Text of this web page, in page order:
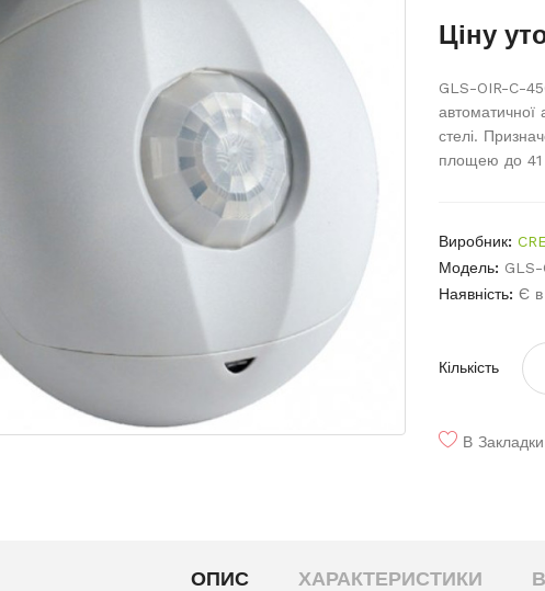
Ціну
GLS-OIR-C-
автоматичної
стелі.
площею до 41
Виробник:
Модель:
Наявність:Є в
Кількість
В Закладки
ОПИС ХАРАКТЕРИСТИКИ